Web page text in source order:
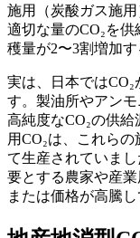
施用（炭酸ガス施
適切な量のCO₂を
穫量が2〜3割増加
実は、日本では
す。製油所やアン
高純度なCO₂の供
用CO₂は、これら
て生産されていま
要とする農家や産
または価格が高騰